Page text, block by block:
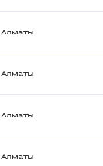
Алматы
Алматы
Алматы
Алматы